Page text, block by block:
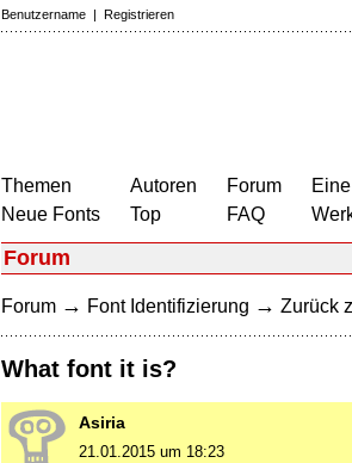
Benutzername | Registrieren
Themen
Neue Fonts
Autoren
Top
Forum
FAQ
Forum
Forum → Font Identifizierung → Zurück
What font it is?
Asiria
21.01.2015 um 18:23